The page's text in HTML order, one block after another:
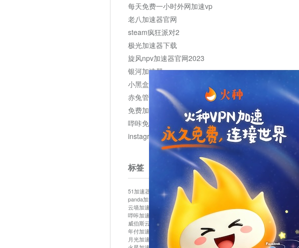
每天免费一小时外网加速vp
老八加速器官网
steam疯狂派对2
极光加速器下载
旋风npv加速器官网2023
银河加速器
小黑盒加速器加速
赤兔管理平台
免费加速器
哔咔免费加速服务器
instagram网页版登录入口
标签
51加速器 bitznet hidecat i7加速器
kuai500
panda加速器
snap加速器 vp加速器
中信加速器
云墙加速器
云速加速器
哔咔加速器
哔咔哔咔加速器 喵云 回锅肉加速器
威伯斯云
小明加速器 小蓝鸟加速器
布谷vp加速器
年付加速器
心阶云 快连 怎么上外网
易飞加速器
月光加速器
机场加速器 松果云 梯子加速器